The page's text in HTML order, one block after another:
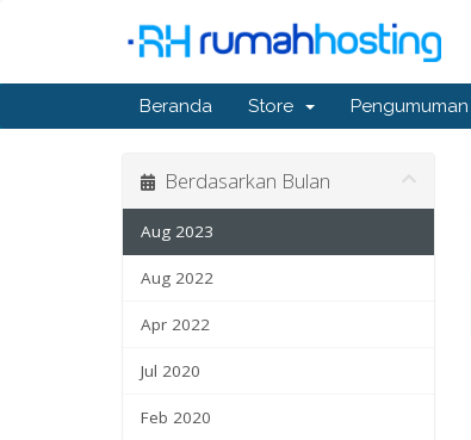
Beranda Store Pengumuman
Berdasarkan Bulan
Aug 2023
Aug 2022
Apr 2022
Jul 2020
Feb 2020